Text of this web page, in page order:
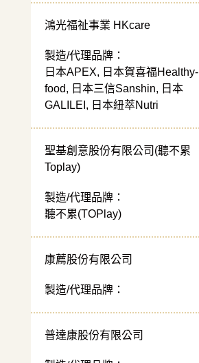
鴻光福祉事業 HKcare
製造/代理品牌：
日本APEX, 日本賀喜福Healthy-
food, 日本三信Sanshin, 日本
GALILEI, 日本紐萃Nutri
聖基創意股份有限公司(聽不累
Toplay)
製造/代理品牌：
聽不累(TOPlay)
康薦股份有限公司
製造/代理品牌：
普達康股份有限公司